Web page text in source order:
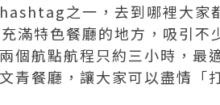
之一，去到哪裡大家
滿特色餐廳的地方，吸引不
個航點航程只約三小時，最
青餐廳，讓大家可以盡情「